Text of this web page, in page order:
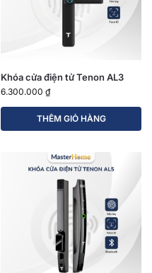
Khóa cửa điện tử Tenon AL3
6.300.000 ₫
THÊM GIỎ HÀNG